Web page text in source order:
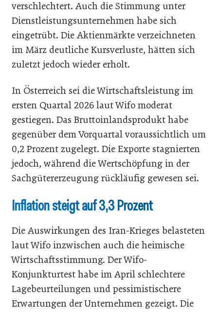
verschlechtert. Auch die Stimmung unter
Dienstleistungsunternehmen habe sich
eingetrübt. Die Aktienmärkte verzeichneten
im März deutliche Kursverluste, hätten sich
zuletzt jedoch wieder erholt.
In Österreich sei die Wirtschaftsleistung im
ersten Quartal 2026 laut Wifo moderat
gestiegen. Das Bruttoinlandsprodukt habe
gegenüber dem Vorquartal voraussichtlich um
0,2 Prozent zugelegt. Die Exporte stagnierten
jedoch, während die Wertschöpfung in der
Sachgütererzeugung rückläufig gewesen sei.
Inflation steigt auf 3,3 Prozent
Die Auswirkungen des Iran-Krieges belasteten
laut Wifo inzwischen auch die heimische
Wirtschaftsstimmung. Der Wifo-
Konjunkturtest habe im April schlechtere
Lagebeurteilungen und pessimistischere
Erwartungen der Unternehmen gezeigt. Die